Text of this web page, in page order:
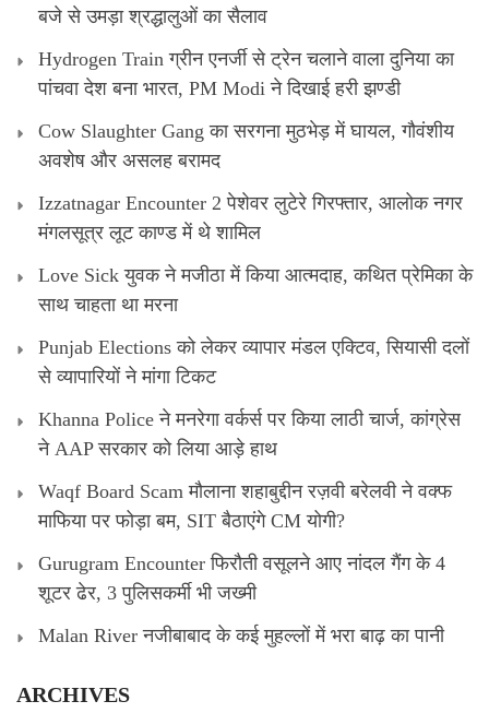
बजे से उमड़ा श्रद्धालुओं का सैलाव
Hydrogen Train ग्रीन एनर्जी से ट्रेन चलाने वाला दुनिया का
पांचवा देश बना भारत, PM Modi ने दिखाई हरी झण्डी
Cow Slaughter Gang का सरगना मुठभेड़ में घायल, गौवंशीय
अवशेष और असलह बरामद
Izzatnagar Encounter 2 पेशेवर लुटेरे गिरफ्तार, आलोक नगर
मंगलसूत्र लूट काण्‍ड में थे शामिल
Love Sick युवक ने मजीठा में किया आत्मदाह, कथित प्रेमिका के
साथ चाहता था मरना
Punjab Elections को लेकर व्यापार मंडल एक्टिव, सियासी दलों
से व्यापारियों ने मांगा टिकट
Khanna Police ने मनरेगा वर्कर्स पर किया लाठी चार्ज, कांग्रेस
ने AAP सरकार को लिया आड़े हाथ
Waqf Board Scam मौलाना शहाबुद्दीन रज़वी बरेलवी ने वक्फ
माफिया पर फोड़ा बम, SIT बैठाएंगे CM योगी?
Gurugram Encounter फिरौती वसूलने आए नांदल गैंग के 4
शूटर ढेर, 3 पुलिसकर्मी भी जख्मी
Malan River नजीबाबाद के कई मुहल्लों में भरा बाढ़ का पानी
ARCHIVES